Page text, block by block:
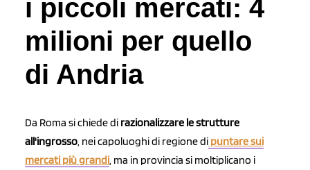
i piccoli mercati: 4
milioni per quello
di Andria
Da Roma si chiede di razionalizzare le strutture
all'ingrosso, nei capoluoghi di regione di puntare sui
mercati più grandi, ma in provincia si moltiplicano i